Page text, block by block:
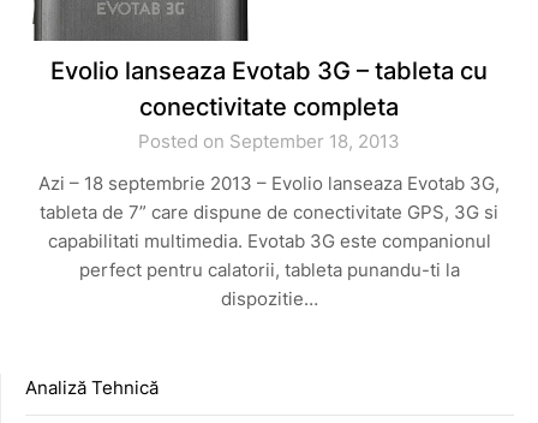
Evolio lanseaza Evotab 3G – tableta cu
conectivitate completa
Posted on September 18, 2013
Azi – 18 septembrie 2013 – Evolio lanseaza Evotab 3G,
tableta de 7” care dispune de conectivitate GPS, 3G si
capabilitati multimedia. Evotab 3G este companionul
perfect pentru calatorii, tableta punandu-ti la
dispozitie…
Analiză Tehnică